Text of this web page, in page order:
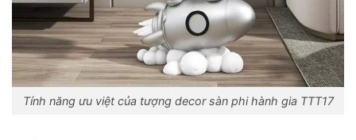
Tính năng ưu việt của tượng decor sàn phi hành gia TTT17